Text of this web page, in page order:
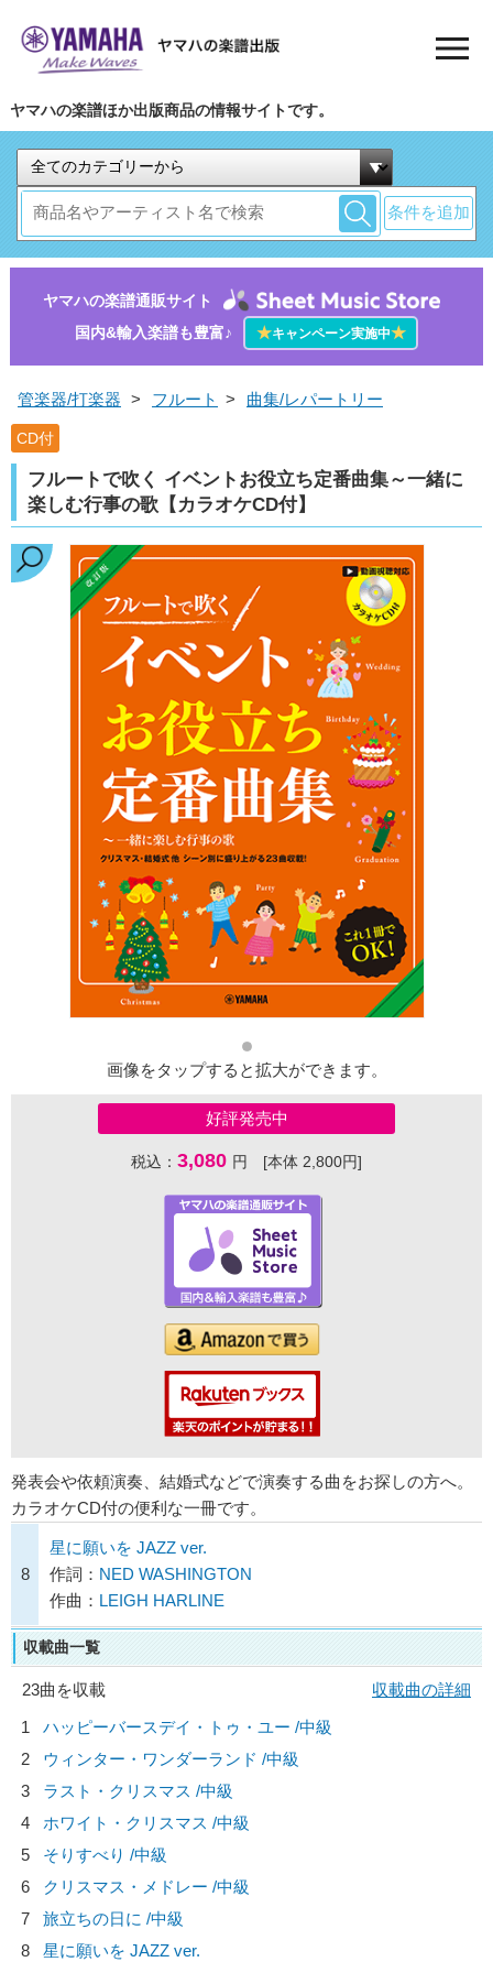
ヤマハの楽譜ほか出版商品の情報サイトです。
条件を追加
ヤマハの楽譜通販サイト
国内&輸入楽譜も豊富♪
★キャンペーン実施中★
管楽器/打楽器 > フルート > 曲集/レパートリー
CD付
フルートで吹く イベントお役立ち定番曲集～一緒に
楽しむ行事の歌【カラオケCD付】
画像をタップすると拡大ができます。
好評発売中
税込： 3,080 円 [本体 2,800円]
発表会や依頼演奏、結婚式などで演奏する曲をお探しの方へ。
カラオケCD付の便利な一冊です。
8
星に願いを JAZZ ver.
作詞： NED WASHINGTON
作曲： LEIGH HARLINE
収載曲一覧
23曲を収載
収載曲の詳細
1
ハッピーバースデイ・トゥ・ユー /中級
2
ウィンター・ワンダーランド /中級
3
ラスト・クリスマス /中級
4
ホワイト・クリスマス /中級
5
そりすべり /中級
6
クリスマス・メドレー /中級
7
旅立ちの日に /中級
8
星に願いを JAZZ ver.